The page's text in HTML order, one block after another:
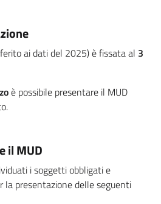
ai dati del 2025) è fissata al 3
è possibile presentare il MUD
il MUD
i soggetti obbligati e
la presentazione delle seguenti